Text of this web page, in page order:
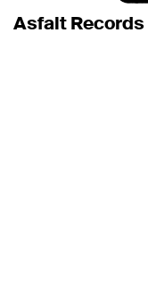
Asfalt Records